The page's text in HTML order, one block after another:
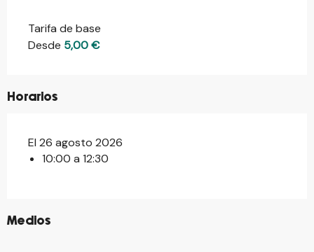
Tarifa de base
Desde 5,00 €
Horarios
El 26 agosto 2026
10:00 a 12:30
Medios
©
©